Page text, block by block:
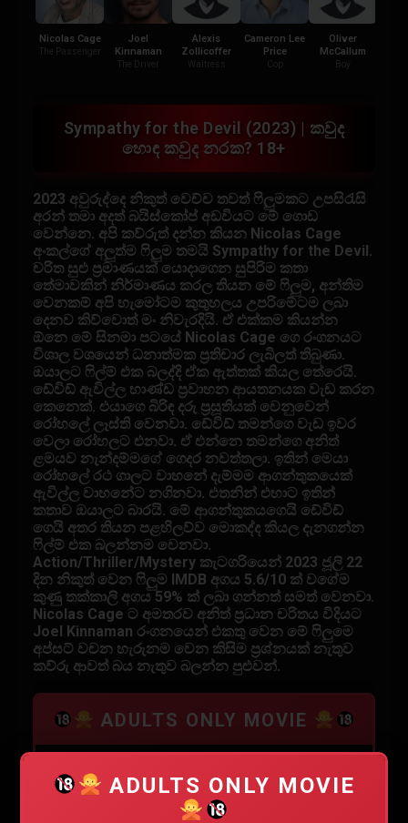
Nicolas Cage
The Passenger
Joel
Kinnaman
The Driver
Alexis
Zollicoffer
Waitress
Cameron Lee
Price
Cop
Oliver
McCallum
Boy
Sympathy for the Devil (2023) | කවුද
හොඳ කවුද නරක? 18+
2023 අවුරුද්දෙ නිකුත් වෙච්ච තවත් ෆිලුමකට උපසිරැසි
අරන් තමා අදත් බයිස්කෝප් අඩවියට මේ ගොඩ
වෙන්නෙ. අපි කව්රුත් දන්න කියන Nicolas Cage
අංකල්ගේ අලුත්ම ෆිලුම තමයි Sympathy for the Devil.
චරිත සුළු ප්‍රමාණයක් යොදාගෙන සුපිරිම කතා
තේමාවකින් නිර්මාණය කරල තියන මේ ෆිලුම, අන්තිම
වෙනකම් අපි හැමෝටම කුතුහලය උපරිමේටම ලබා
දෙනව කිව්වොත් මං නිවැරදියි. ඒ එක්කම කියන්න
ඕනෙ මේ සිනමා පටයේ Nicolas Cage ගෙ රංගනයට
විශාල වශයෙන් ධනාත්මක ප්‍රතිචාර ලැබිලත් තිබුණා.
ඔයාලට ෆිල්ම් එක බලද්දි ඒක ඇත්තක් කියල තේරෙයි.
ඩේවිඩ් ඇවිල්ල භාණ්ඩ ප්‍රවාහන ආයතනයක වැඩ කරන
කෙනෙක්. එයාගෙ බිරිඳ දරු ප්‍රසූතියක් වෙනුවෙන්
රෝහලේ ලෑස්ති වෙනවා. ඩේවිඩ් තමන්ගෙ වැඩ ඉවර
වෙලා රෝහලට එනවා. ඒ එන්නෙ තමන්ගෙ අනිත්
ළමයව නැන්දම්මගේ ගෙදර නවත්තලා. ඉතින් මෙයා
රෝහලේ රථ ගාලට වාහනේ දැම්මම ආගන්තුකයෙක්
ඇවිල්ල වාහනේට නගිනවා. එතනින් එහාට ඉතින්
කතාව ඔයාලට බාරයි. මේ ආගන්තුකයගෙයි ඩේවිඩ්
ගෙයි අතර තියන පළහිලව්ව මොකද්ද කියල දැනගන්න
ෆිල්ම් එක බලන්නම වෙනවා.
Action/Thriller/Mystery කැටගරියෙන් 2023 ජූලි 22
දින නිකුත් වෙන ෆිලුම IMDB අගය 5.6/10 ක් වගේම
කුණු තක්කාලි අගය 59% ක් ලබා ගන්නත් සමත් වෙනවා.
Nicolas Cage ට අමතරව අනිත් ප්‍රධාන චරිතය විදියට
Joel Kinnaman රංගනයෙන් එකතු වෙන මේ ෆිලුමෙ
අප්සට් වචන හැරුනම වෙන කිසිම ප්‍රශ්නයක් නැතුව
කව්රු ආවත් බය නැතුව බලන්න පුළුවන්.
ADULTS ONLY MOVIE
මෙම චිත්‍රපටයේ වැඩිහිටියන්ට පමණක් සුදුසු දෙබස්
හා දර්ශන ඇතුලත් විය හැක.ඒ පිළිබඳව සැලකිලිමත්
වන්න.
ADULTS ONLY MOVIE